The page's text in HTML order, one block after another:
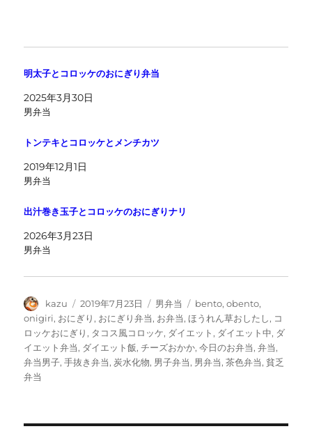
明太子とコロッケのおにぎり弁当
2025年3月30日
男弁当
トンテキとコロッケとメンチカツ
2019年12月1日
男弁当
出汁巻き玉子とコロッケのおにぎりナリ
2026年3月23日
男弁当
投
稿
者
kazu
投
稿
日:
2019年7月23日
カ
テ
ゴ
リ
ー
男弁当
タ
グ
bento,obento,
onigiri, おにぎり , おにぎり弁当, お弁当,ほうれん草おしたし, コ
ロッケおにぎり , タコス風コロッケ, ダイエット , ダイエット中, ダ
イエット弁当, ダイエット飯,チーズおかか,今日のお弁当,弁当,
弁当男子,手抜き弁当, 炭水化物, 男子弁当, 男弁当,茶色弁当,貧乏
弁当